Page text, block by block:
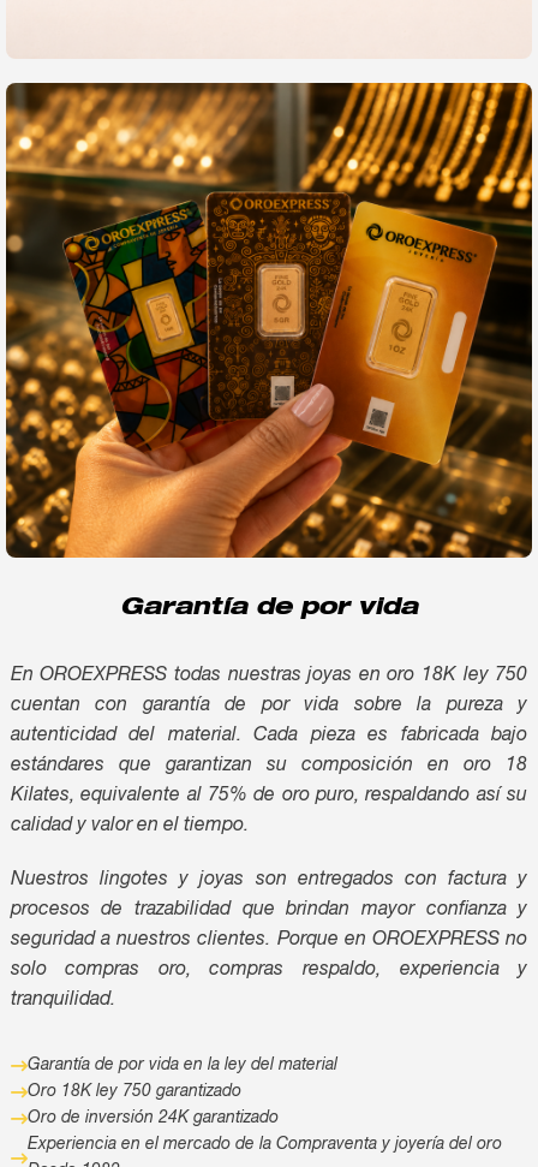
Sostenibilidad
Inversión
Garantía de por vida
En OROEXPRESS todas nuestras joyas en oro 18K ley 750
cuentan con garantía de por vida sobre la pureza y
autenticidad del material. Cada pieza es fabricada bajo
estándares que garantizan su composición en oro 18
Kilates, equivalente al 75% de oro puro, respaldando así su
calidad y valor en el tiempo.
Nuestros lingotes y joyas son entregados con factura y
procesos de trazabilidad que brindan mayor confianza y
seguridad a nuestros clientes. Porque en OROEXPRESS no
solo compras oro, compras respaldo, experiencia y
tranquilidad.
Garantía de por vida en la ley del material
Oro 18K ley 750 garantizado
Oro de inversión 24K garantizado
Experiencia en el mercado de la Compraventa y joyería del oro